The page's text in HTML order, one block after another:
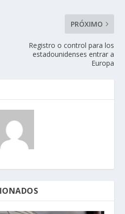
PRÓXIMO
Registro o control para los
estadounidenses entrar a
Europa